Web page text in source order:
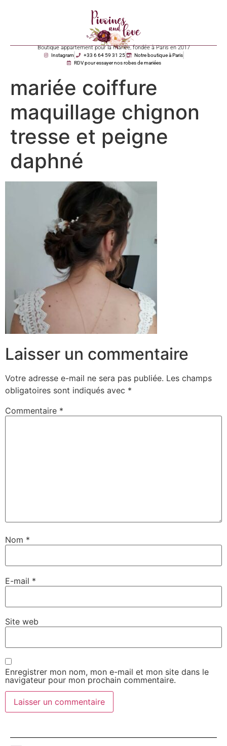
Boutique appartement pour la mariée, fondée à Paris en 2017
Instagram +33 6 64 59 31 25
Notre boutique à Paris
RDV pour essayer nos robes de mariées
mariée coiffure
maquillage chignon
tresse et peigne
daphné
Laisser un commentaire
Votre adresse e-mail ne sera pas publiée. Les champs
obligatoires sont indiqués avec *
Commentaire *
Nom *
E-mail *
Site web
Enregistrer mon nom, mon e-mail et mon site dans le
navigateur pour mon prochain commentaire.